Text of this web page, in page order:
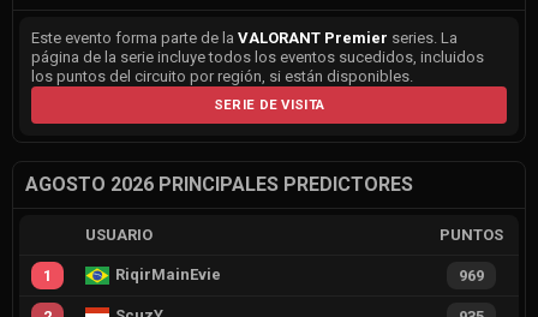
Este evento forma parte de la VALORANT Premier series. La
página de la serie incluye todos los eventos sucedidos, incluidos
los puntos del circuito por región, si están disponibles.
SERIE DE VISITA
AGOSTO 2026 PRINCIPALES PREDICTORES
USUARIO PUNTOS
1 RiqirMainEvie 969